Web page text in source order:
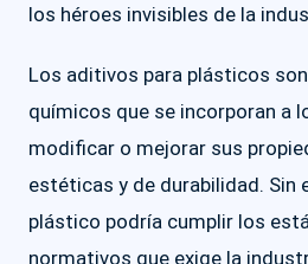
los héroes invisibles de la
Los aditivos para plásticos
químicos que se incorporan a
modificar o mejorar sus
estéticas y de durabilidad. Sin
plástico podría cumplir los
normativos que exige la